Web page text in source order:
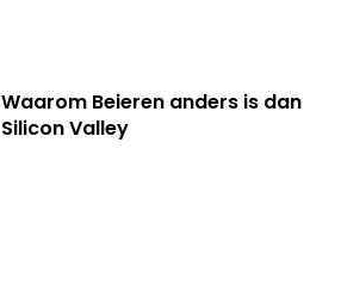
Waarom Beieren anders is dan
Silicon Valley